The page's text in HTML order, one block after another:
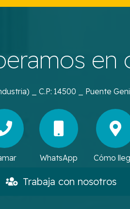
en
_ C.P: 14500 _ Puente
WhatsApp Cómo
Trabaja con nosotros